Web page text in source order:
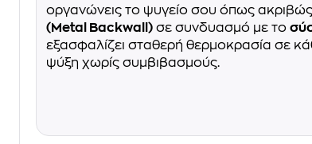
οργανώνεις το ψυγείο σου όπως ακριβώς
(Metal Backwall) σε συνδυασμό με το
εξασφαλίζει σταθερή θερμοκρασία σε
ψύξη χωρίς συμβιβασμούς.